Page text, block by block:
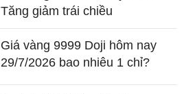
Tăng giảm trái chiều
Giá vàng 9999 Doji hôm nay
29/7/2026 bao nhiêu 1 chỉ?